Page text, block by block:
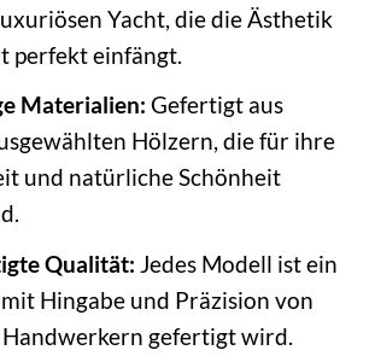
Yacht, die die Ästhetik
perfekt einfängt.
Materialien: Gefertigt aus
Hölzern, die für ihre
und natürliche Schönheit
Qualität: Jedes Modell ist ein
Hingabe und Präzision von
gefertigt wird.